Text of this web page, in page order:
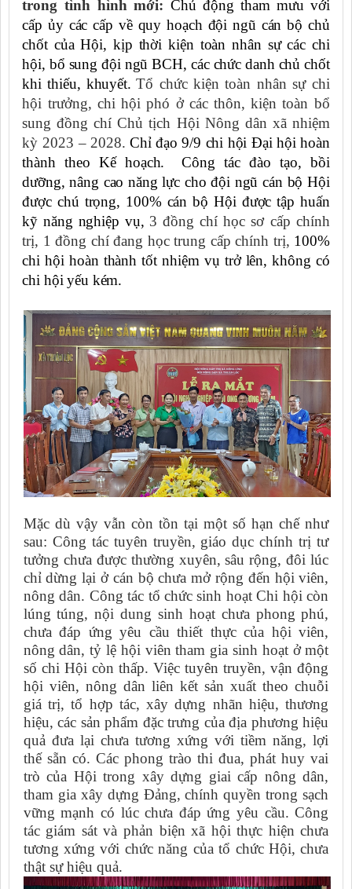
trong tình hình mới: Chủ động tham mưu với
cấp ủy các cấp về quy hoạch đội ngũ cán bộ chủ
chốt của Hội, kịp thờikiện toàn nhân sự các chi
hội, bổ sung đội ngũ BCH, các chức danh chủ chốt
khi thiếu, khuyết. Tổ chức kiện toàn nhân sự chi
hội trưởng, chi hội phó ở các thôn, kiện toàn bổ
sung đồng chí Chủ tịch Hội Nông dân xã nhiệm
kỳ 2023 – 2028. Chỉ đạo 9/9 chi hội Đại hội hoàn
thành theo Kế hoạch.
Công tác đào tạo, bồi
dưỡng, nâng cao năng lực cho đội ngũ cán bộ Hội
được chú trọng, 100% cán bộ Hội được tập huấn
kỹ năng nghiệp vụ, 3 đồng chí học sơ cấp chính
trị, 1 đồng chí đang học trung cấp chính trị, 100%
chi hội hoàn thành tốt nhiệm vụ trở lên, không có
chi hội yếu kém.
Mặc dù vậy vẫn còn tồn tại một số hạn chế như
sau: Công tác tuyên truyền, giáo dục chính trị tư
tưởng chưa được thường xuyên, sâu rộng, đôi lúc
chỉ dừng lại ở cán bộ chưa mở rộng đến hội viên,
nông dân. Công tác tổ chức sinh hoạt Chi hội còn
lúng túng, nội dung sinh hoạt chưa phong phú,
chưa đáp ứng yêu cầu thiết thực của hội viên,
nông dân, tỷ lệ hội viên tham gia sinh hoạt ở một
số chi Hội còn thấp. Việc tuyên truyền, vận động
hội viên, nông dân liên kết sản xuất theo chuỗi
giá trị, tổ hợp tác, xây dựng nhãn hiệu, thương
hiệu, các sản phẩm đặc trưng của địa phương hiệu
quả đưa lại chưa tương xứng với tiềm năng, lợi
thế sẵn có. Các phong trào thi đua, phát huy vai
trò của Hội trong xây dựng giai cấp nông dân,
tham gia xây dựng Đảng, chính quyền trong sạch
vững mạnh có lúc chưa đáp ứng yêu cầu. Công
tác giám sát và phản biện xã hội thực hiện chưa
tương xứng với chức năng của tổ chức Hội, chưa
thật sự hiệu quả.